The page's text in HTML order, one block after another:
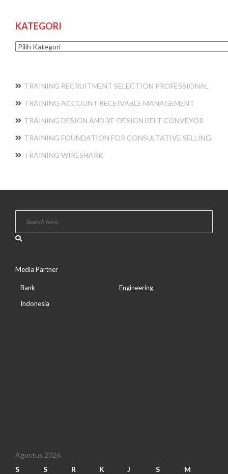
KATEGORI
Kategori
TRAINING RECRUITMENT SELECTION PROFESSIONAL
TRAINING ACCOUNT RECEIVABLE MANAGEMENT
TRAINING DESIGN AND RE-DESIGN BELT CONVEYOR
TRAINING FOUNDATION FOR CONSULTATIVE SELLING
TRAINING WIRESHARK
Media Partner
Bank
Indonesia
Engineering
Agustus 2026
S
S R K J S M